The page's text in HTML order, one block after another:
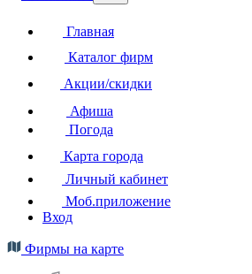
Главная
Каталог фирм
Акции/скидки
Афиша
Погода
Карта города
Личный кабинет
Моб.приложение
Вход
Фирмы на карте